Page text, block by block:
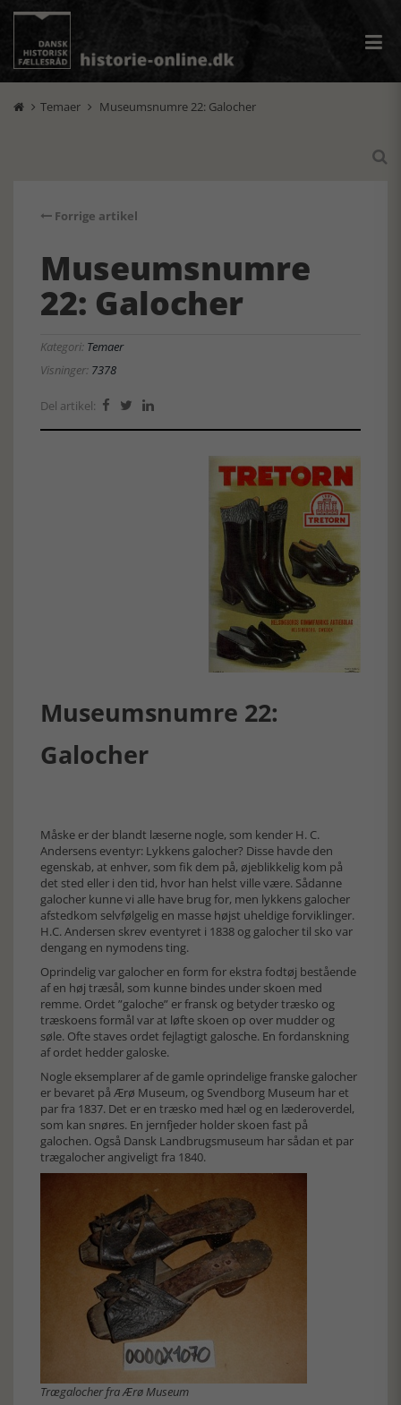
 Temaer  Museumsnumre 22: Galocher

Forrige artikel
Museumsnumre
22: Galocher
Kategori: Temaer
Visninger: 7378
Del artikel:   
Museumsnumre 22:
Galocher
Måske er der blandt læserne nogle, som kender H. C.
Andersens eventyr: Lykkens galocher? Disse havde den
egenskab, at enhver, som fik dem på, øjeblikkelig kom på
det sted eller i den tid, hvor han helst ville være. Sådanne
galocher kunne vi alle have brug for, men lykkens galocher
afstedkom selvfølgelig en masse højst uheldige forviklinger.
H.C. Andersen skrev eventyret i 1838 og galocher til sko var
dengang en nymodens ting.
Oprindelig var galocher en form for ekstra fodtøj bestående
af en høj træsål, som kunne bindes under skoen med
remme. Ordet ”galoche” er fransk og betyder træsko og
træskoens formål var at løfte skoen op over mudder og
søle. Ofte staves ordet fejlagtigt galosche. En fordanskning
af ordet hedder galoske.
Nogle eksemplarer af de gamle oprindelige franske galocher
er bevaret på Ærø Museum, og Svendborg Museum har et
par fra 1837. Det er en træsko med hæl og en læderoverdel,
som kan snøres. En jernfjeder holder skoen fast på
galochen. Også Dansk Landbrugsmuseum har sådan et par
trægalocher angiveligt fra 1840.
Trægalocher fra Ærø Museum